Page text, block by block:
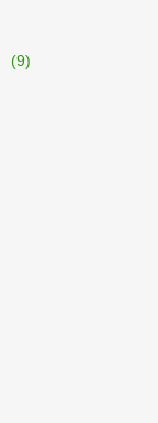
(9)